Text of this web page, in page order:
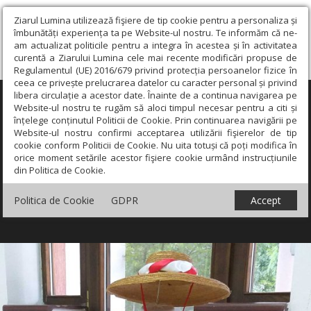
Ziarul Lumina utilizează fişiere de tip cookie pentru a personaliza și
îmbunătăți experiența ta pe Website-ul nostru. Te informăm că ne-
am actualizat politicile pentru a integra în acestea și în activitatea
curentă a Ziarului Lumina cele mai recente modificări propuse de
Regulamentul (UE) 2016/679 privind protecția persoanelor fizice în
ceea ce privește prelucrarea datelor cu caracter personal și privind
libera circulație a acestor date. Înainte de a continua navigarea pe
Website-ul nostru te rugăm să aloci timpul necesar pentru a citi și
înțelege conținutul Politicii de Cookie. Prin continuarea navigării pe
Website-ul nostru confirmi acceptarea utilizării fişierelor de tip
cookie conform Politicii de Cookie. Nu uita totuși că poți modifica în
orice moment setările acestor fişiere cookie urmând instrucțiunile
din Politica de Cookie.
Politica de Cookie GDPR Accept
×